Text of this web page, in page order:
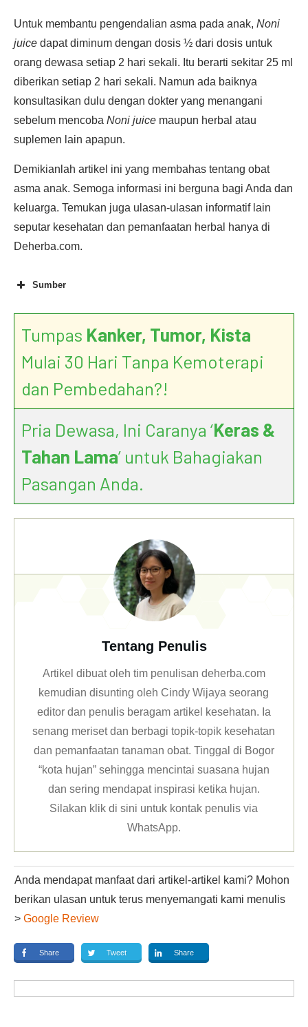
Untuk membantu pengendalian asma pada anak, Noni
juice dapat diminum dengan dosis ½ dari dosis untuk
orang dewasa setiap 2 hari sekali. Itu berarti sekitar 25 ml
diberikan setiap 2 hari sekali. Namun ada baiknya
konsultasikan dulu dengan dokter yang menangani
sebelum mencoba Noni juice maupun herbal atau
suplemen lain apapun.
Demikianlah artikel ini yang membahas tentang obat
asma anak. Semoga informasi ini berguna bagi Anda dan
keluarga. Temukan juga ulasan-ulasan informatif lain
seputar kesehatan dan pemanfaatan herbal hanya di
Deherba.com.
Sumber
Tumpas Kanker, Tumor, Kista
Mulai 30 Hari Tanpa Kemoterapi
dan Pembedahan?!
Pria Dewasa, Ini Caranya ‘Keras &
Tahan Lama’ untuk Bahagiakan
Pasangan Anda.
Tentang Penulis
Artikel dibuat oleh tim penulisan deherba.com
kemudian disunting oleh Cindy Wijaya seorang
editor dan penulis beragam artikel kesehatan. Ia
senang meriset dan berbagi topik-topik kesehatan
dan pemanfaatan tanaman obat. Tinggal di Bogor
“kota hujan” sehingga mencintai suasana hujan
dan sering mendapat inspirasi ketika hujan.
Silakan klikdi sini untuk kontak penulis via
WhatsApp.
Anda mendapat manfaat dari artikel-artikel kami? Mohon
berikan ulasan untuk terus menyemangati kami menulis
> Google Review
Share Tweet Share